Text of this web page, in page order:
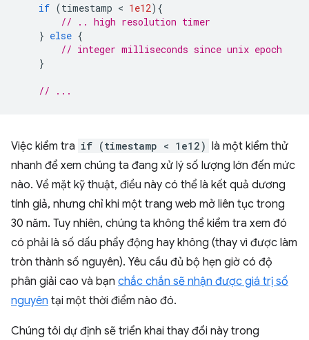
if (timestamp < 1e12){
// .. high resolution timer
} else {
// integer milliseconds since unix epoch
}
// ...
Việc kiểm tra if (timestamp < 1e12) là một kiểm thử
nhanh để xem chúng ta đang xử lý số lượng lớn đến mức
nào. Về mặt kỹ thuật, điều này có thể là kết quả dương
tính giả, nhưng chỉ khi một trang web mở liên tục trong
30 năm. Tuy nhiên, chúng ta không thể kiểm tra xem đó
có phải là số dấu phẩy động hay không (thay vì được làm
tròn thành số nguyên). Yêu cầu đủ bộ hẹn giờ có độ
phân giải cao và bạn chắc chắn sẽ nhận được giá trị số
nguyên tại một thời điểm nào đó.
Chúng tôi dự định sẽ triển khai thay đổi này trong